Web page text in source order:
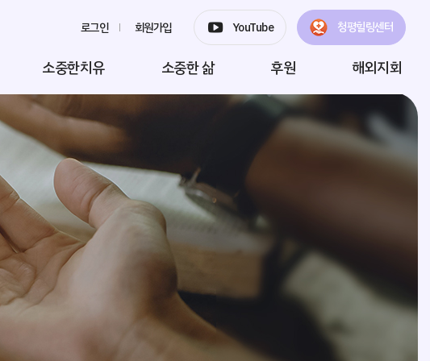
소중한치유 소중한 삶 후원 해외지회
로그인 회원가입 YouTube 청평힐링센터